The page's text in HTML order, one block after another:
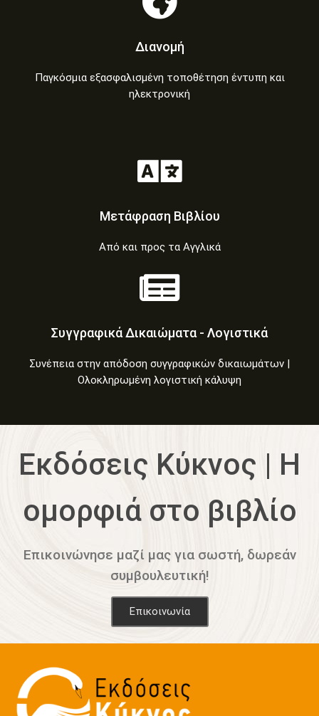
Διανομή
Παγκόσμια εξασφαλισμένη τοποθέτηση έντυπη και
ηλεκτρονική
Μετάφραση Βιβλίου
Από και προς τα Αγγλικά
Συγγραφικά Δικαιώματα - Λογιστικά
Συνέπεια στην απόδοση συγγραφικών δικαιωμάτων |
Ολοκληρωμένη λογιστική κάλυψη
Εκδόσεις Κύκνος | Η
ομορφιά στο βιβλίο
Επικοινώνησε μαζί μας για σωστή, δωρεάν
συμβουλευτική!
Επικοινωνία